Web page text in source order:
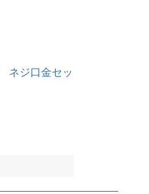
ジ口金セッ